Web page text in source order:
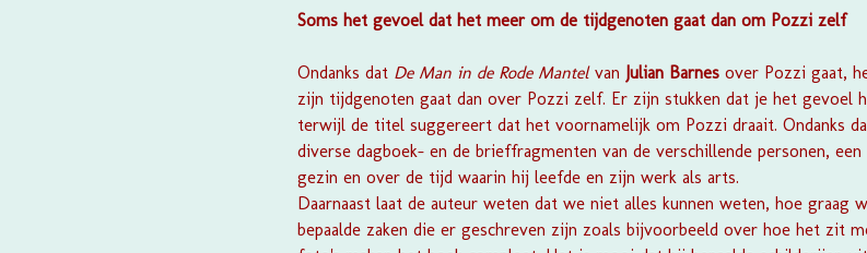
Soms het gevoel dat het meer om de tijdgenoten gaat dan om Pozzi zelf
Ondanks dat De Man in de Rode Mantelvan Julian Barnes over Pozzi gaat,
zijn tijdgenoten gaat dan over Pozzi zelf. Er zijn stukken dat je het gevoel
terwijl de titel suggereert dat het voornamelijk om Pozzi draait. Ondanks
diverse dagboek- en de brieffragmenten van de verschillende personen,
gezin en over de tijd waarin hij leefde en zijn werk als arts.
Daarnaast laat de auteur weten dat we niet alles kunnen weten, hoe
bepaalde zaken die er geschreven zijn zoals bijvoorbeeld over hoe het zit